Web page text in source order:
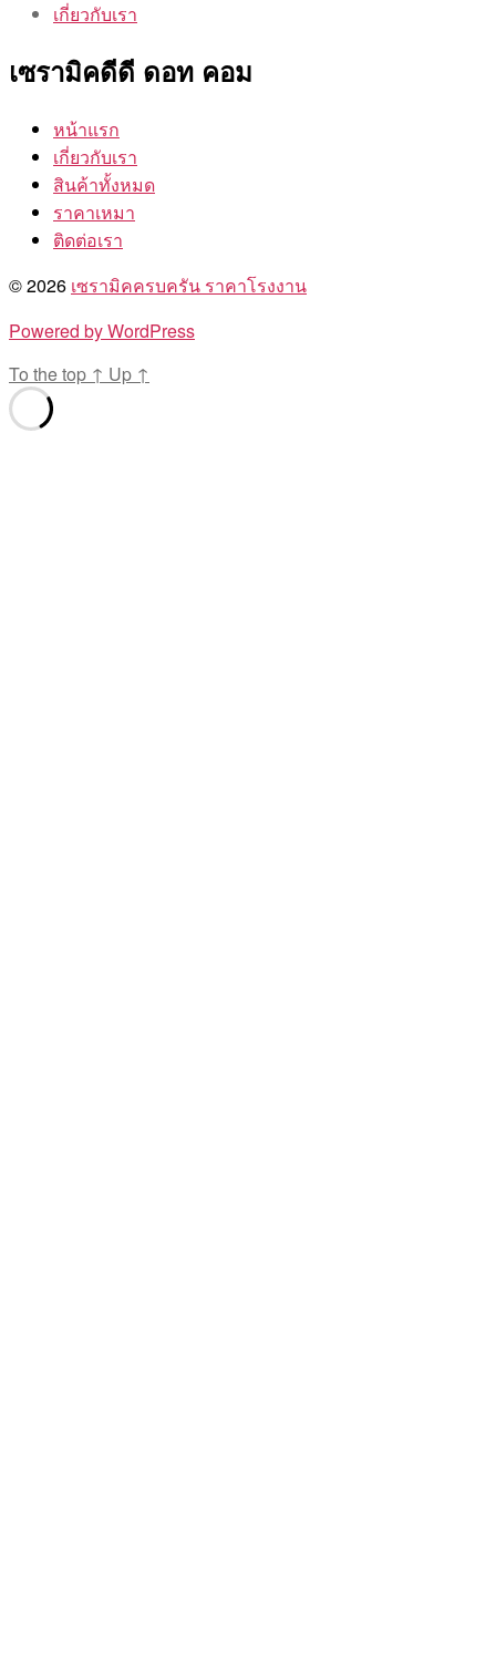
เกี่ยวกับเรา
เซรามิคดีดี ดอท คอม
หน้าแรก
เกี่ยวกับเรา
สินค้าทั้งหมด
ราคาเหมา
ติดต่อเรา
© 2026 เซรามิคครบครัน ราคาโรงงาน
Powered by WordPress
To the top ↑ Up ↑